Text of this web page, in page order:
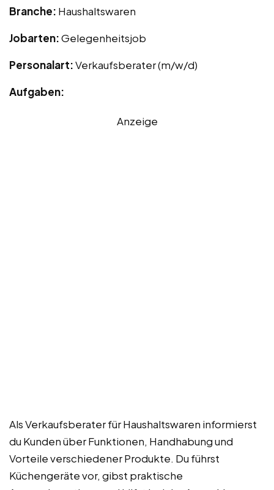
Branche: Haushaltswaren
Jobarten:Gelegenheitsjob
Personalart:Verkaufsberater (m/w/d)
Aufgaben:
Anzeige
Als Verkaufsberater für Haushaltswaren informierst
du Kunden über Funktionen, Handhabung und
Vorteile verschiedener Produkte. Du führst
Küchengeräte vor, gibst praktische